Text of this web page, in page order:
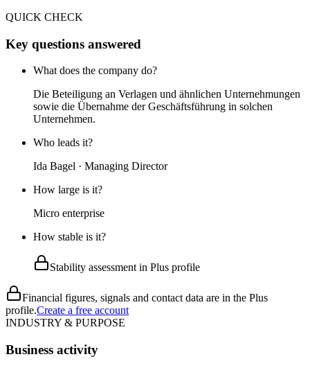
QUICK CHECK
Key questions answered
What does the company do?
Die Beteiligung an Verlagen und ähnlichen Unternehmungen
sowie die Übernahme der Geschäftsführung in solchen
Unternehmen.
Who leads it?
Ida Bagel · Managing Director
How large is it?
Micro enterprise
How stable is it?
Stability assessment in Plus profile
Financial figures, signals and contact data are in the Plus
profile.Create a free account
INDUSTRY & PURPOSE
Business activity